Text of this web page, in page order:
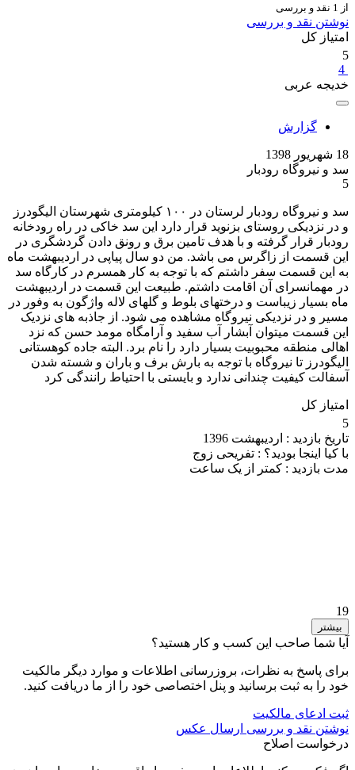
از 1 نقد و بررسی
نوشتن نقد و بررسی
امتیاز کل
5
4
خدیجه عربی
گزارش
18 شهریور 1398
سد و نیروگاه رودبار
5
سد و نیروگاه رودبار لرستان در ۱۰۰ کیلومتری شهرستان الیگودرز
و در نزدیکی روستای بزنوید قرار دارد این سد خاکی در راه رودخانه
رودبار قرار گرفته و با هدف تامین برق و رونق دادن گردشگری در
این قسمت از زاگرس می باشد. من دو سال پیاپی در اردیبهشت ماه
به این قسمت سفر داشتم که با توجه به کار همسرم در کارگاه سد
در مهمانسرای آن اقامت داشتم. طبیعت این قسمت در اردیبهشت
ماه بسیار زیباست و درختهای بلوط و گلهای لاله واژگون به وفور در
مسیر و در نزدیکی نیروگاه مشاهده می شود. از جاذبه های نزدیک
این قسمت میتوان آبشار آب سفید و آرامگاه مومد حسن که نزد
اهالی منطقه محبوبیت بسیار دارد را نام برد. البته جاده کوهستانی
الیگودرز تا نیروگاه با توجه به بارش برف و باران و شسته شدن
آسفالت کیفیت چندانی ندارد و بایستی با احتیاط رانندگی کرد
امتیاز کل
5
تاریخ بازدید : اردیبهشت 1396
با کیا اینجا بودید؟ : تفریحی زوج
مدت بازدید : کمتر از یک ساعت
19
بیشتر
آیا شما صاحب این کسب و کار هستید؟
برای پاسخ به نظرات، بروزرسانی اطلاعات و موارد دیگر مالکیت
خود را به ثبت برسانید و پنل اختصاصی خود را از ما دریافت کنید.
ثبت ادعای مالکیت
نوشتن نقد و بررسی ارسال عکس
درخواست اصلاح